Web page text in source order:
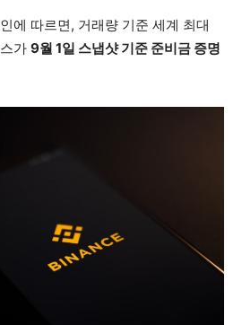
에 따르면, 거래량 기준 세계 최대
가 9월 1일 스냅샷 기준 준비금 증명